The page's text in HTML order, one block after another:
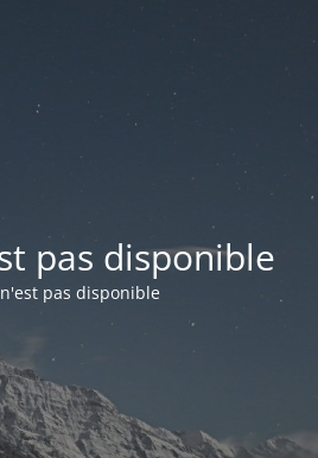
pas disponible
pas disponible